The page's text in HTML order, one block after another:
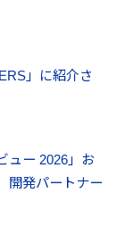
」に紹介さ
ュー 2026」お
開発パートナー